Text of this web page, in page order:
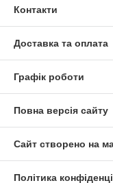
Контакти
Доставка та оплата
Графік роботи
Повна версія сайту
Сайт створено на
Політика